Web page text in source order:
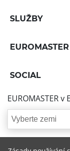
SLUŽBY
EUROMASTER
SOCIAL
EUROMASTER v
Vyberte zemi